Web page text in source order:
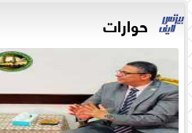
حوارات